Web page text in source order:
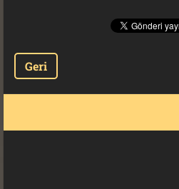
Geri